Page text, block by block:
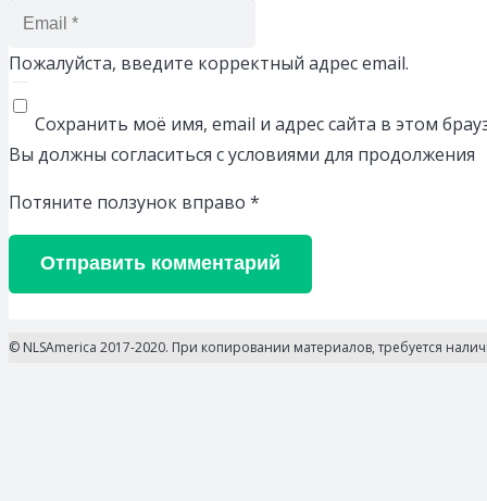
Пожалуйста, введите корректный адрес email.
Сохранить моё имя, email и адрес сайта в этом
Вы должны согласиться с условиями для продолжения
Потяните ползунок вправо *
Отправить комментарий
© NLSAmerica 2017-2020. При копировании материалов, требуется